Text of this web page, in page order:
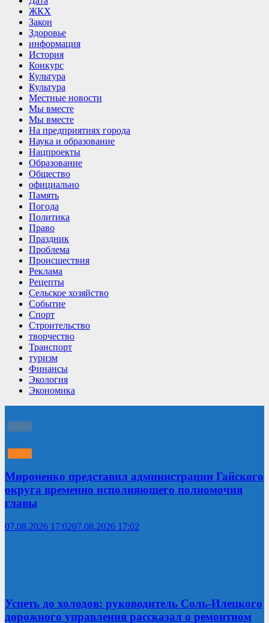
ЖКХ
Закон
Здоровье
информация
История
Конкурс
Культура
Культура
Местные новости
Мы вместе
Мы вместе
На предприятиях города
Наука и образование
Нацпроекты
Образование
Общество
официально
Память
Погода
Политика
Право
Праздник
Проблема
Происшествия
Реклама
Рецепты
Сельское хозяйство
Событие
Спорт
Строительство
творчество
Транспорт
туризм
Финансы
Экология
Экономика
Мироненко представил администрации Гайского
округа временно исполняющего полномочия
главы
07.08.2026 17:0207.08.2026 17:02
Успеть до холодов: руководитель Соль-Илецкого
дорожного управления рассказал о ремонтном